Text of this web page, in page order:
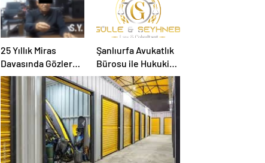
25 Yıllık Miras
Davasında Gözler
Temmuz Ayındaki
Karar Duruşmasına
Çevrildi
Şanlıurfa Avukatlık
Bürosu ile Hukuki
Süreci Doğru
Yönetin